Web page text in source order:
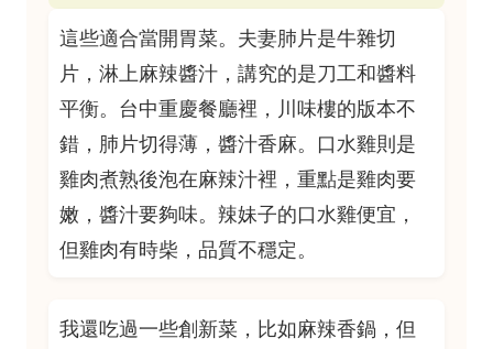
這些適合當開胃菜。夫妻肺片是牛雜切
片，淋上麻辣醬汁，講究的是刀工和醬料
平衡。台中重慶餐廳裡，川味樓的版本不
錯，肺片切得薄，醬汁香麻。口水雞則是
雞肉煮熟後泡在麻辣汁裡，重點是雞肉要
嫩，醬汁要夠味。辣妹子的口水雞便宜，
但雞肉有時柴，品質不穩定。
我還吃過一些創新菜，比如麻辣香鍋，但